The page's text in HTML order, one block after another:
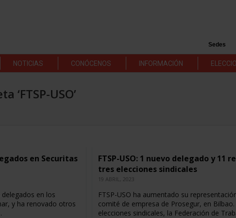
Sedes
NOTICIAS CONÓCENOS INFORMACIÓN
USO’
en Securitas
en los
y ha renovado otros
FTSP-USO: 1 nuevo delegado y 11
tres elecciones sindicales
19 ABRIL, 2023
FTSP-USO ha aumentado su
comité de empresa de Prosegur, en Bilbao.
elecciones sindicales, la Federación de